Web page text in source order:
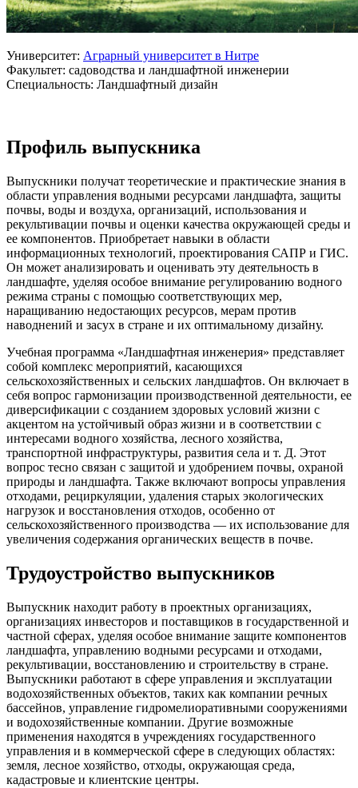
Университет: Аграрный университет в Нитре
Факультет: садоводства и ландшафтной инженерии
Специальность: Ландшафтный дизайн
Профиль выпускника
Выпускники получат теоретические и практические знания в
области управления водными ресурсами ландшафта, защиты
почвы, воды и воздуха, организаций, использования и
рекультивации почвы и оценки качества окружающей среды и
ее компонентов. Приобретает навыки в области
информационных технологий, проектирования САПР и ГИС.
Он может анализировать и оценивать эту деятельность в
ландшафте, уделяя особое внимание регулированию водного
режима страны с помощью соответствующих мер,
наращиванию недостающих ресурсов, мерам против
наводнений и засух в стране и их оптимальному дизайну.
Учебная программа «Ландшафтная инженерия» представляет
собой комплекс мероприятий, касающихся
сельскохозяйственных и сельских ландшафтов. Он включает в
себя вопрос гармонизации производственной деятельности, ее
диверсификации с созданием здоровых условий жизни с
акцентом на устойчивый образ жизни и в соответствии с
интересами водного хозяйства, лесного хозяйства,
транспортной инфраструктуры, развития села и т. Д. Этот
вопрос тесно связан с защитой и удобрением почвы, охраной
природы и ландшафта. Также включают вопросы управления
отходами, рециркуляции, удаления старых экологических
нагрузок и восстановления отходов, особенно от
сельскохозяйственного производства — их использование для
увеличения содержания органических веществ в почве.
Трудоустройство выпускников
Выпускник находит работу в проектных организациях,
организациях инвесторов и поставщиков в государственной и
частной сферах, уделяя особое внимание защите компонентов
ландшафта, управлению водными ресурсами и отходами,
рекультивации, восстановлению и строительству в стране.
Выпускники работают в сфере управления и эксплуатации
водохозяйственных объектов, таких как компании речных
бассейнов, управление гидромелиоративными сооружениями
и водохозяйственные компании. Другие возможные
применения находятся в учреждениях государственного
управления и в коммерческой сфере в следующих областях:
земля, лесное хозяйство, отходы, окружающая среда,
кадастровые и клиентские центры.